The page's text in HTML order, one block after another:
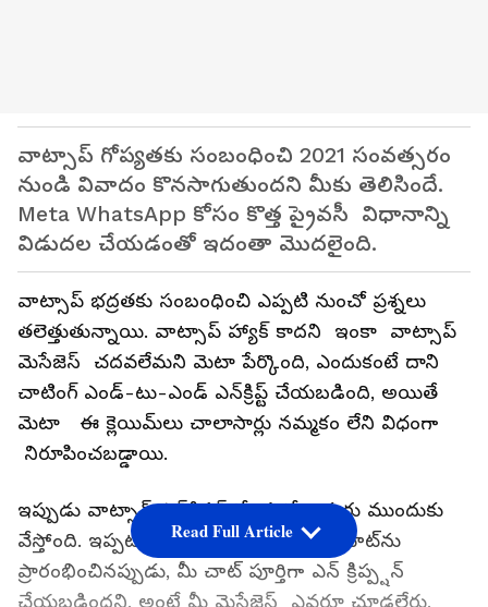
వాట్సాప్ గోప్యతకు సంబంధించి 2021 సంవత్సరం
నుండి వివాదం కొనసాగుతుందని మీకు తెలిసిందే.
Meta WhatsApp కోసం కొత్త ప్రైవసీ విధానాన్ని
విడుదల చేయడంతో ఇదంతా మొదలైంది.
వాట్సాప్ భద్రతకు సంబంధించి ఎప్పటి నుంచో ప్రశ్నలు
తలెత్తుతున్నాయి. వాట్సాప్ హ్యాక్ కాదని ఇంకా వాట్సాప్
మెసేజెస్ చదవలేమని మెటా పేర్కొంది, ఎందుకంటే దాని
చాటింగ్ ఎండ్-టు-ఎండ్ ఎన్‌క్రిప్ట్ చేయబడింది, అయితే
మెటా ఈ క్లెయిమ్‌లు చాలాసార్లు నమ్మకం లేని విధంగా
నిరూపించబడ్డాయి.
ఇప్పుడు వాట్సాప్ ఎన్‌క్రిప్షన్‌తో మరో అడుగు ముందుకు
వేస్తోంది. ఇప్పటి వరకు, మీరు మొదటిసారి చాట్‌ను
ప్రారంభించినప్పుడు, మీ చాట్ పూర్తిగా ఎన్ క్రిప్ప్షన్
చేయబడిందని, అంటే మీ మెసేజెస్ ఎవరూ చూడలేరు,
Read Full Article